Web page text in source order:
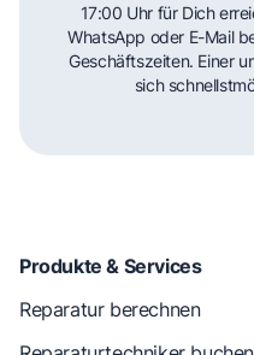
17:00 Uhr für Dich
WhatsApp oder E-Mail
Geschäftszeiten. Einer
sich
Produkte & Services
Reparatur berechnen